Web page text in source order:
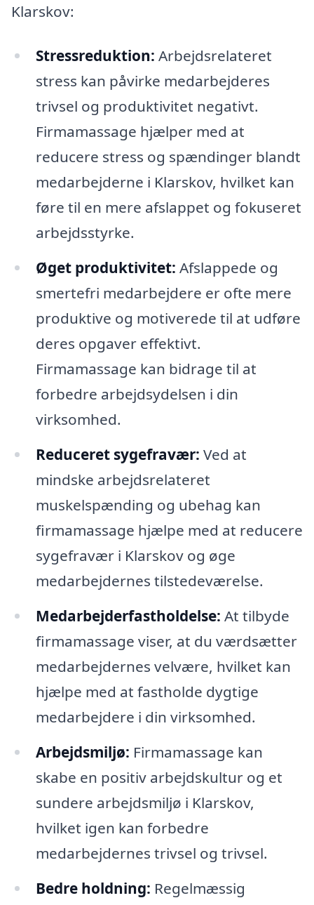
Klarskov:
Stressreduktion: Arbejdsrelateret
stress kan påvirke medarbejderes
trivsel og produktivitet negativt.
Firmamassage hjælper med at
reducere stress og spændinger blandt
medarbejderne i Klarskov, hvilket kan
føre til en mere afslappet og fokuseret
arbejdsstyrke.
Øget produktivitet: Afslappede og
smertefri medarbejdere er ofte mere
produktive og motiverede til at udføre
deres opgaver effektivt.
Firmamassage kan bidrage til at
forbedre arbejdsydelsen i din
virksomhed.
Reduceret sygefravær: Ved at
mindske arbejdsrelateret
muskelspænding og ubehag kan
firmamassage hjælpe med at reducere
sygefravær i Klarskov og øge
medarbejdernes tilstedeværelse.
Medarbejderfastholdelse: At tilbyde
firmamassage viser, at du værdsætter
medarbejdernes velvære, hvilket kan
hjælpe med at fastholde dygtige
medarbejdere i din virksomhed.
Arbejdsmiljø: Firmamassage kan
skabe en positiv arbejdskultur og et
sundere arbejdsmiljø i Klarskov,
hvilket igen kan forbedre
medarbejdernes trivsel og trivsel.
Bedre holdning: Regelmæssig